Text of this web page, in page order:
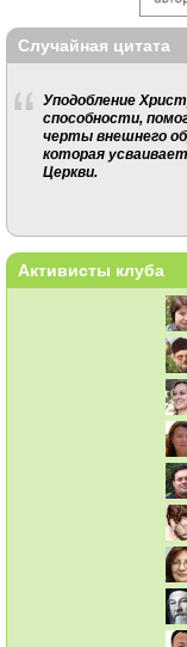
Случайная цитата
Уподобление
способности,
черты внешнего
которая
Церкви.
Активисты клуба